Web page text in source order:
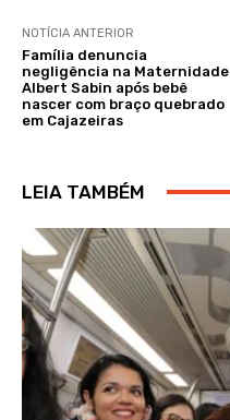
NOTÍCIA ANTERIOR
Família denuncia
negligência na Maternidade
Albert Sabin após bebê
nascer com braço quebrado
em Cajazeiras
LEIA TAMBÉM